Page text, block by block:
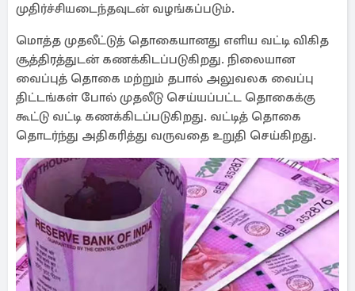
முதிர்ச்சியடைந்தவுடன் வழங்கப்படும்.
மொத்த முதலீட்டுத் தொகையானது எளிய வட்டி விகித
சூத்திரத்துடன் கணக்கிடப்படுகிறது. நிலையான
வைப்புத் தொகை மற்றும் தபால் அலுவலக வைப்பு
திட்டங்கள் போல் முதலீடு செய்யப்பட்ட தொகைக்கு
கூட்டு வட்டி கணக்கிடப்படுகிறது. வட்டித் தொகை
தொடர்ந்து அதிகரித்து வருவதை உறுதி செய்கிறது.